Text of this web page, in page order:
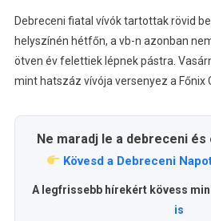
Debreceni fiatal vívók tartottak rövid
helyszínén hétfőn, a vb-n azonban
ötven év felettiek lépnek pástra.
mint hatszáz vívója versenyez a Főnix
Ne maradj le a debreceni
Kövesd a Debreceni
A legfrissebb hírekért kövess
is